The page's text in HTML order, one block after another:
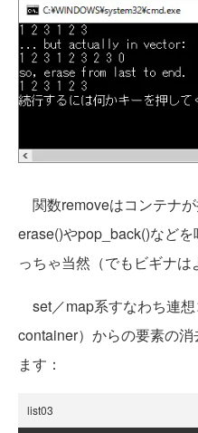
関数removeはコンテナ
erase()やpop_back()など
っちゃ当然（でもビギナは
set／map系すなわち連
container）からの要素の
ます：
list03